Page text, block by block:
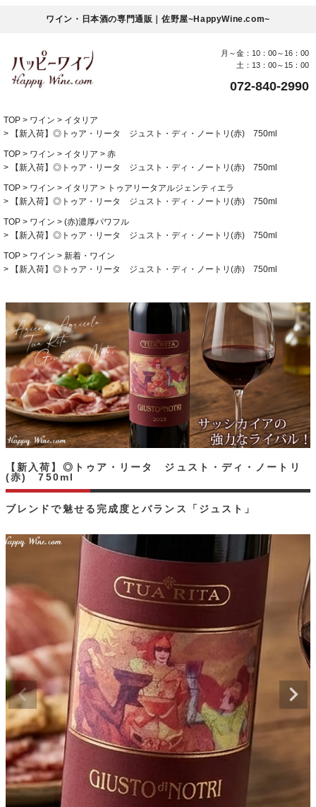
ワイン・日本酒の専門通販｜佐野屋~HappyWine.com~
月～金：10：00～16：00
土：13：00～15：00
072-840-2990
TOP ワイン
イタリア
【新入荷】◎トゥア・リータ ジュスト・ディ・ノートリ(赤) 750ml
TOP ワイン イタリア
赤
【新入荷】◎トゥア・リータ ジュスト・ディ・ノートリ(赤) 750ml
TOP ワイン イタリア
トゥアリータアルジェンティエラ
【新入荷】◎トゥア・リータ ジュスト・ディ・ノートリ(赤) 750ml
TOP ワイン
(赤)濃厚パワフル
【新入荷】◎トゥア・リータ ジュスト・ディ・ノートリ(赤) 750ml
TOP ワイン
新着・ワイン
【新入荷】◎トゥア・リータ ジュスト・ディ・ノートリ(赤) 750ml
ブレンドで魅せる完成度とバランス「ジュスト」
【新入荷】◎トゥア・リータ ジュスト・ディ・ノートリ
(赤) 750ml